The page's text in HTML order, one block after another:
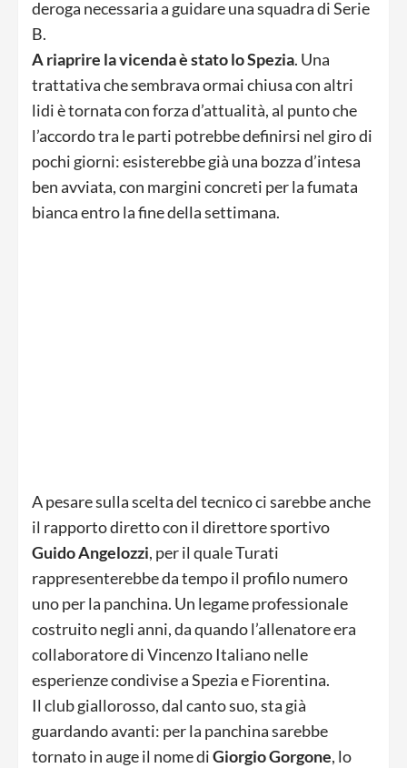
deroga necessaria a guidare una squadra di Serie
B.
A riaprire la vicenda è stato lo Spezia. Una
trattativa che sembrava ormai chiusa con altri
lidi è tornata con forza d’attualità, al punto che
l’accordo tra le parti potrebbe definirsi nel giro di
pochi giorni: esisterebbe già una bozza d’intesa
ben avviata, con margini concreti per la fumata
bianca entro la fine della settimana.
A pesare sulla scelta del tecnico ci sarebbe anche
il rapporto diretto con il direttore sportivo
Guido Angelozzi, per il quale Turati
rappresenterebbe da tempo il profilo numero
uno per la panchina. Un legame professionale
costruito negli anni, da quando l’allenatore era
collaboratore di Vincenzo Italiano nelle
esperienze condivise a Spezia e Fiorentina.
Il club giallorosso, dal canto suo, sta già
guardando avanti: per la panchina sarebbe
tornato in auge il nome diGiorgio Gorgone, lo